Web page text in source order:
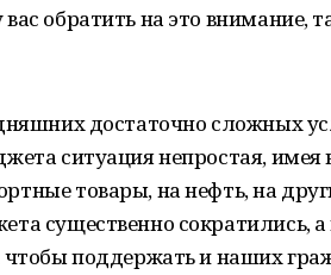
обратить на это внимание,
достаточно сложных
ситуация непростая, имея
товары, на нефть, на
существенно сократились,
чтобы поддержать и наших